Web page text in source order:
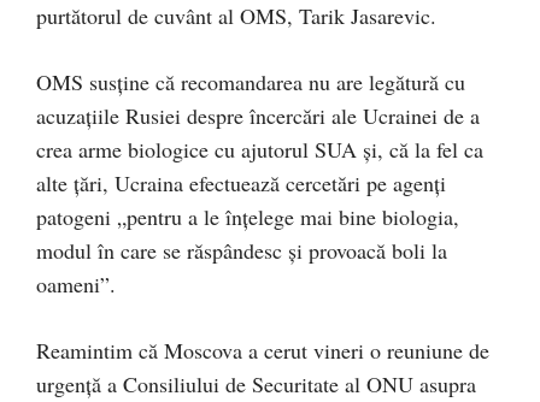
purtătorul de cuvânt al OMS, Tarik Jasarevic.
OMS susține că recomandarea nu are legătură cu
acuzaţiile Rusiei despre încercări ale Ucrainei de a
crea arme biologice cu ajutorul SUA și, că la fel ca
alte ţări, Ucraina efectuează cercetări pe agenţi
patogeni „pentru a le înţelege mai bine biologia,
modul în care se răspândesc şi provoacă boli la
oameni”.
Reamintim că Moscova a cerut vineri o reuniune de
urgenţă a Consiliului de Securitate al ONU asupra